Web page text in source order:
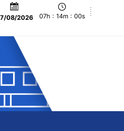
08/2026 07h : 14m : 00s